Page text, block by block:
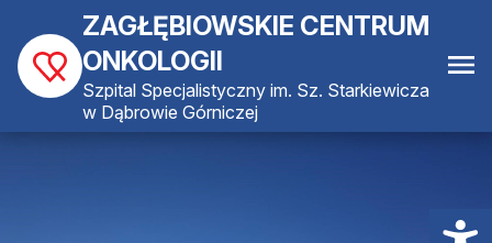
ZAGŁĘBIOWSKIE CENTRUM
ONKOLOGII
Szpital Specjalistyczny im. Sz. Starkiewicza
w Dąbrowie Górniczej